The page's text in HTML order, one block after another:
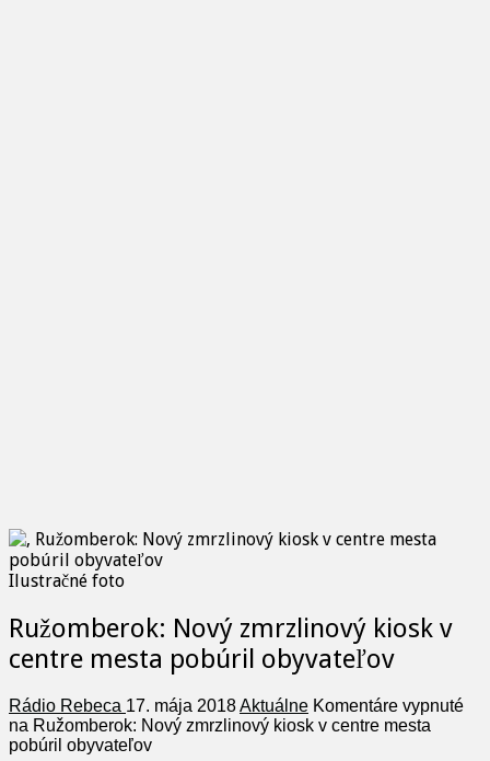
Ilustračné foto
Ružomberok: Nový zmrzlinový kiosk v
centre mesta pobúril obyvateľov
Rádio Rebeca 17. mája 2018Aktuálne Komentáre vypnuté
na Ružomberok: Nový zmrzlinový kiosk v centre mesta
pobúril obyvateľov